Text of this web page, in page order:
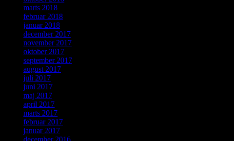
marts 2018
februar 2018
januar 2018
december 2017
november 2017
oktober 2017
september 2017
august 2017
juli 2017
juni 2017
maj 2017
april 2017
marts 2017
februar 2017
januar 2017
december 2016